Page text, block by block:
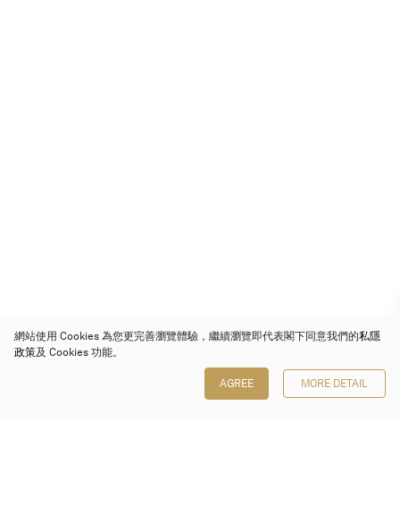
網站使用 Cookies 為您更完善瀏覽體驗，繼續瀏覽即代表閣下同意我們的私隱
政策及 Cookies 功能。
AGREE MORE DETAIL